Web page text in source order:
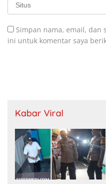
Simpan nama, email, dan
ini untuk komentar saya
Kabar Viral